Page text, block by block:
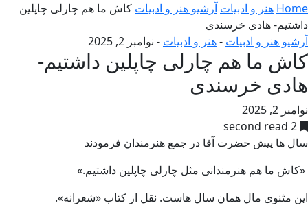
Home هنر و ادبیات آرشیو هنر و ادبیات کاش ما هم چارلی چاپلین
داشتیم- هادی خرسندی
آرشیو هنر و ادبیات -هنر و ادبیات - نوامبر 2, 2025
کاش ما هم چارلی چاپلین داشتیم-
هادی خرسندی
نوامبر 2, 2025
2 second read
سال ها پیش حضرت آقا در جمع هنرمندان فرمودند
«کاش ما هم هنرمندانی مثل چارلی چاپلین داشتیم.»
این مثنوی مال همان سال هاست. نقل از کتاب «شعرانه».